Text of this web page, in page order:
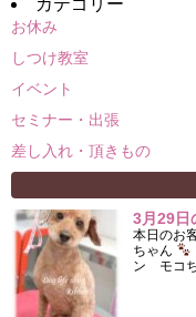
カテゴリー
お休み
しつけ教室
イベント
セミナー・出張
差し入れ・頂きもの
3月29日
本日のお
ちゃん
ン モコ